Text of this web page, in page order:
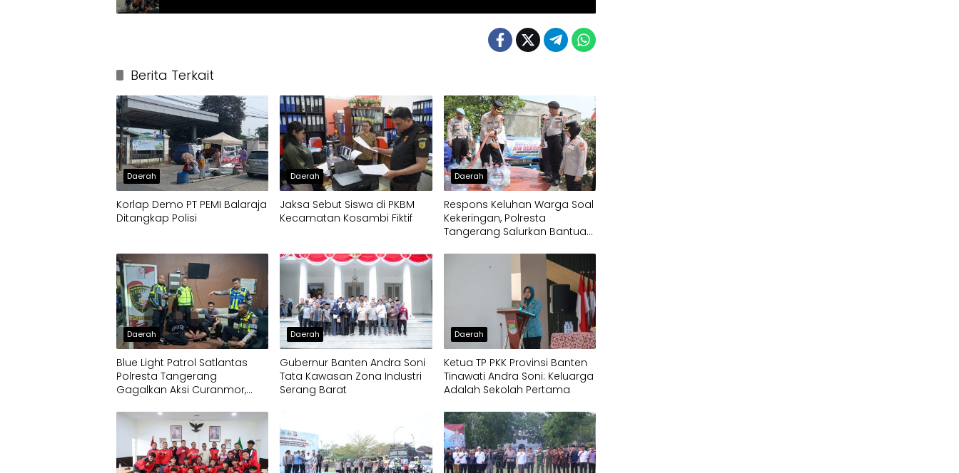
Berita Terkait
Daerah
Korlap Demo PT PEMI Balaraja
Ditangkap Polisi
Daerah
Jaksa Sebut Siswa di PKBM
Kecamatan Kosambi Fiktif
Daerah
Respons Keluhan Warga Soal
Kekeringan, Polresta
Tangerang Salurkan Bantuan
Daerah
Blue Light Patrol Satlantas
Polresta Tangerang
Gagalkan Aksi Curanmor,
Daerah
Gubernur Banten Andra Soni
Tata Kawasan Zona Industri
Serang Barat
Daerah
Ketua TP PKK Provinsi Banten
Tinawati Andra Soni: Keluarga
Adalah Sekolah Pertama